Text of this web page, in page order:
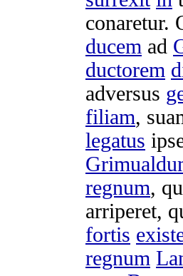
conaretur.
ducem ad
ductorem
adversus
filiam,
legatus
regnum,
arriperet,
fortis
regnum